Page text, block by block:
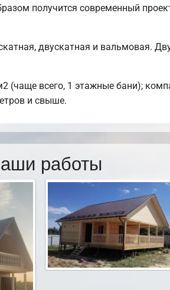
получится современный
двускатная и вальмовая.
(чаще всего, 1 этажные бани);
и свыше.
работы